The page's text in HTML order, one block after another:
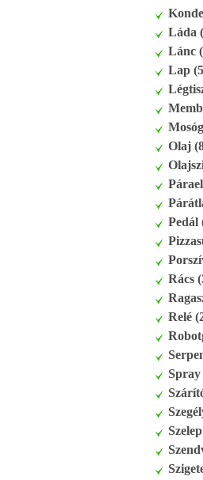
Láda
Lánc
Lap
Olaj
Pedál
Rács
Relé
Spray